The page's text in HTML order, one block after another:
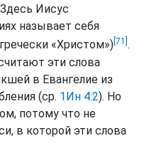
Иисус
называет себя
«Христом») [71] .
эти слова
в Евангелие из
(ср. 1Ин 4:2). Но
потому что не
в которой эти слова